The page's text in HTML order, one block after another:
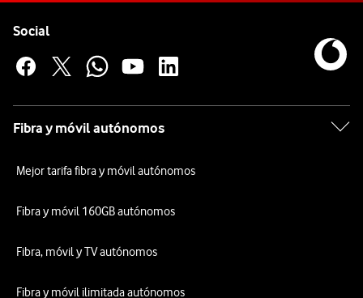
Social
Fibra y móvil autónomos
Mejor tarifa fibra y móvil autónomos
Fibra y móvil 160GB autónomos
Fibra, móvil y TV autónomos
Fibra y móvil ilimitada autónomos